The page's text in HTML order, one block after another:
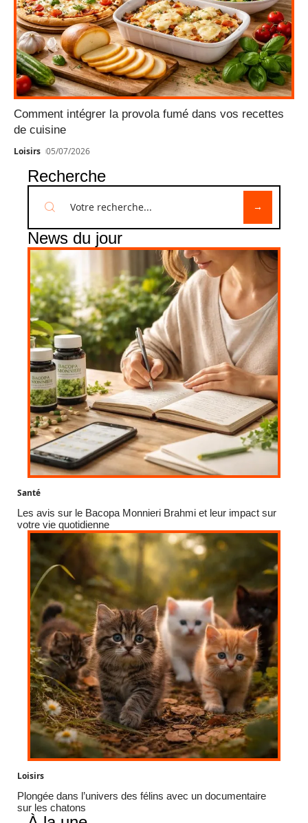
Comment intégrer la provola fumé dans vos recettes
de cuisine
Loisirs 05/07/2026
Recherche
News du jour
Santé
Les avis sur le Bacopa Monnieri Brahmi et leur impact sur
votre vie quotidienne
Loisirs
Plongée dans l’univers des félins avec un documentaire
sur les chatons